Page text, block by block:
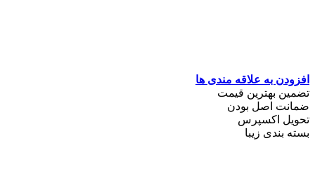
افزودن به علاقه مندی ها
تضمین بهترین قیمت
ضمانت اصل بودن
تحویل اکسپرس
بسته بندی زیبا